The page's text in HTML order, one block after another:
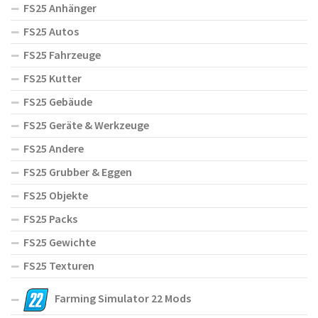
FS25 Anhänger
FS25 Autos
FS25 Fahrzeuge
FS25 Kutter
FS25 Gebäude
FS25 Geräte & Werkzeuge
FS25 Andere
FS25 Grubber & Eggen
FS25 Objekte
FS25 Packs
FS25 Gewichte
FS25 Texturen
Farming Simulator 22 Mods